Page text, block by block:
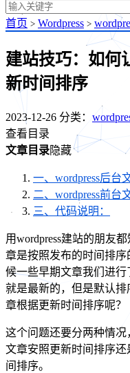
首页 > Wordpress >
建站技巧：如何
新时间排序
2023-12-26 分类：
查看目录
文章目录隐藏
一、wordpress后台
二、wordpress前台
三、代码说明：
用wordpress建站的朋友
章是按照发布的时间排
候一些早期文章我们进
就是最新的，但是默认排
章根据更新时间排序呢？
这个问题还要分两种情况
文章安照更新时间排序
间排序。